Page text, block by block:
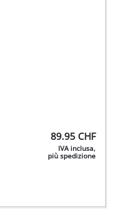
89.95 CHF
IVA inclusa,
più spedizione